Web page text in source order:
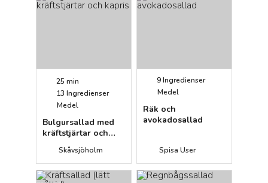
25 min
13 Ingredienser
Medel
Bulgursallad med
kräftstjärtar och
Skåvsjöholm
9Ingredienser
Medel
Räk och
avokadosallad
Spisa User